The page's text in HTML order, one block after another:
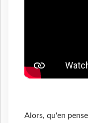
Alors, qu'en